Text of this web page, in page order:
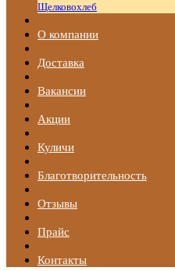
Щелковохлеб
О компании
Доставка
Вакансии
Акции
Куличи
Благотворительность
Отзывы
Прайс
Контакты